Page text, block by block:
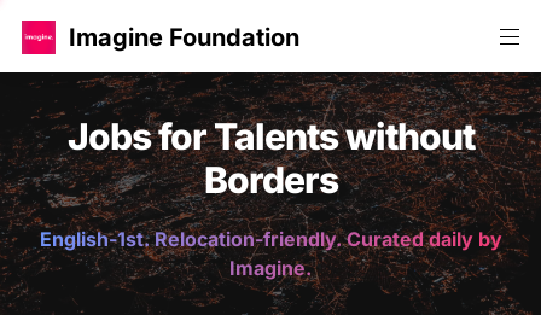
Imagine Foundation
Jobs for Talents without
Borders
English-1st. Relocation-friendly. Curated daily by
Imagine.